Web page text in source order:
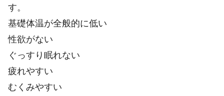
す。
基礎体温が全般的に低い
性欲がない
ぐっすり眠れない
疲れやすい
むくみやすい